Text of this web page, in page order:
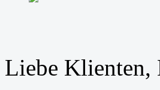
Liebe Klienten,